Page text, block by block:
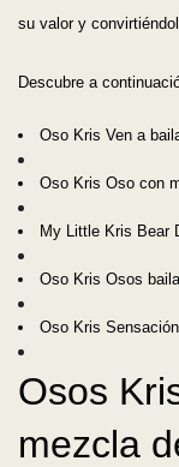
su valor y
Descubre a
Oso Kris Ven a
Oso Kris Oso con
My Little Kris Bear
Oso Kris Osos
Oso Kris
Osos
mezcla